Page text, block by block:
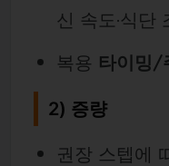
신 속도·식단
복용 타이밍/
2) 증량
권장 스텝에